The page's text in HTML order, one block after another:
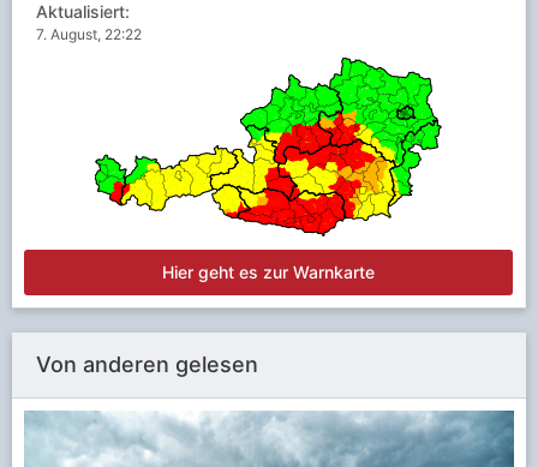
Aktualisiert:
7. August, 22:22
Hier geht es zur Warnkarte
Von anderen gelesen